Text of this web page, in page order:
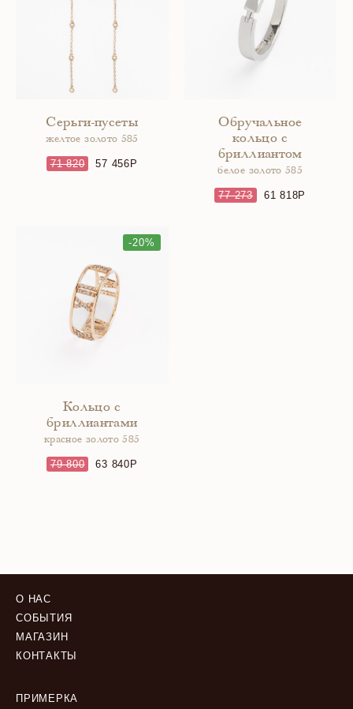
Серьги-пусеты
желтое золото 585
71 820 57 456
Обручальное
кольцо с
бриллиантом
белое золото 585
77 273 61 818
-20%
Кольцо с
бриллиантами
красное золото 585
79 800 63 840
О НАС
СОБЫТИЯ
МАГАЗИН
КОНТАКТЫ
ПРИМЕРКА